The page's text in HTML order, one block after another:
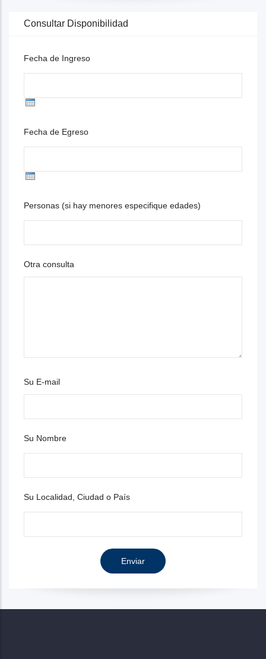
Consultar Disponibilidad
Fecha de Ingreso
Fecha de Egreso
Personas (si hay menores especifique edades)
Otra consulta
Su E-mail
Su Nombre
Su Localidad, Ciudad o País